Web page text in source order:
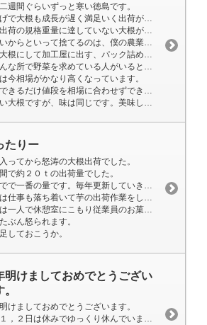
週間ぐらいずっと寒い徳島です。
大根も成長が遅く満足いく出荷ができていません。
の規格重量に達していない大根が大量にでます。
らといって捨てるのは、僕の農業スタイルではありません。
にして加工屋に出す、パック詰めにして産直に出す。
な所で野菜を求めている人がいると思います。
今相場がかなり高くなっています。
だけ値段を相場に合わせずできるだけ多くの人に大根を食べて欲しいです。
大根ですが、味は同じです。美味しいです！
たりー
ってから怒涛の大根出荷でした。
で約２０ｔの出荷量でした。
で一番の量です。毎年更新していきたいです。
仕事も落ち着いて芋の出荷作業をしています。
人で休憩室にこもり従業員のお菓子を食べてました。
ぶん怒られます。
しておこうか。
明けましておめでとうござい
けましておめでとうございます。
２日は休みでゆっくり休んでいました。久しぶりです。